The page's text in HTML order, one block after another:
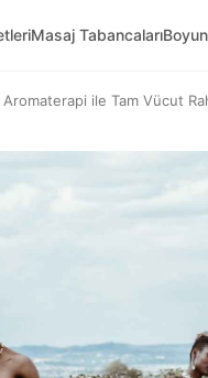
Masaj Tabancaları
ile Tam Vücut